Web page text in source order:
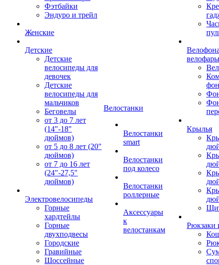
Фэтбайки
Эндуро и трейл
Женские
Детские
Детские
велосипеды для
девочек
Детские
велосипеды для
мальчиков
Беговелы
от 3 до 7 лет
(14"-18"
дюймов)
от 5 до 8 лет (20"
дюймов)
от 7 до 16 лет
(24"-27,5"
дюймов)
Электровелосипеды
Горные
хардтейлы
Горные
двухподвесы
Городские
Гравийные
Шоссейные
Велостанки
Велостанки
smart
Велостанки
под колесо
Велостанки
роллерные
Аксессуары
к
велостанкам
велофары
Крылья
Рюкзаки